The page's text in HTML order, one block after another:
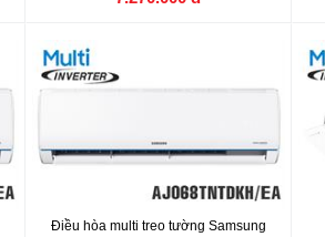
Điều hòa multi treo tường Samsung